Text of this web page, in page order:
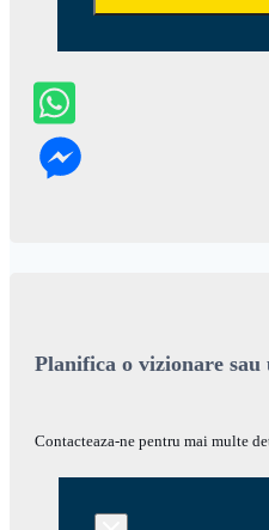
Planifica o vizionare sau
Contacteaza-ne pentru mai multe